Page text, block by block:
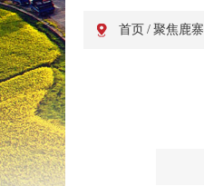
首页 / 聚焦鹿寨